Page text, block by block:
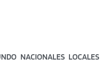
NACIONALES LOCALES